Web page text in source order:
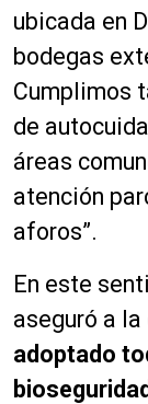
ubicada en
bodegas
Cumplimos
de
áreas
atención
aforos”.
En este
aseguró a la
adoptado